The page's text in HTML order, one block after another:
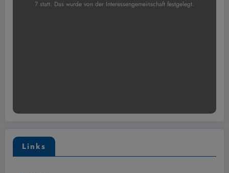
7 statt. Das wurde von der Interessengemeinschaft festgelegt.
Links